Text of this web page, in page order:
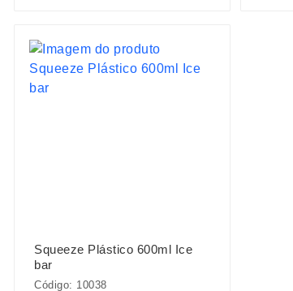
Squeeze Plástico 600ml Ice
bar
Código: 10038